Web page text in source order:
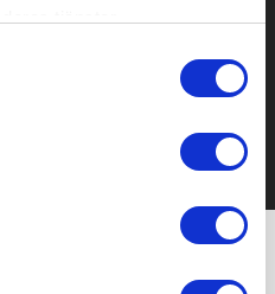
mailen?
på produkt och pris över